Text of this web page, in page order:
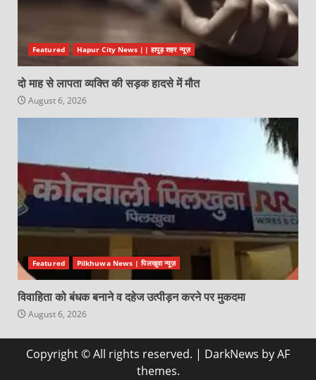
Featured Hapur City News || हापुड़ शहर न्यूज़
दो माह से लापता व्यक्ति की सड़क हादसे में मौत
August 6, 2026
Featured Pilkhuwa News | पिलखुवा न्यूज़
विवाहिता को बंधक बनाने व दहेज उत्पीड़न करने पर मुकदमा
August 6, 2026
Copyright © All rights reserved. | DarkNews by AF
themes.